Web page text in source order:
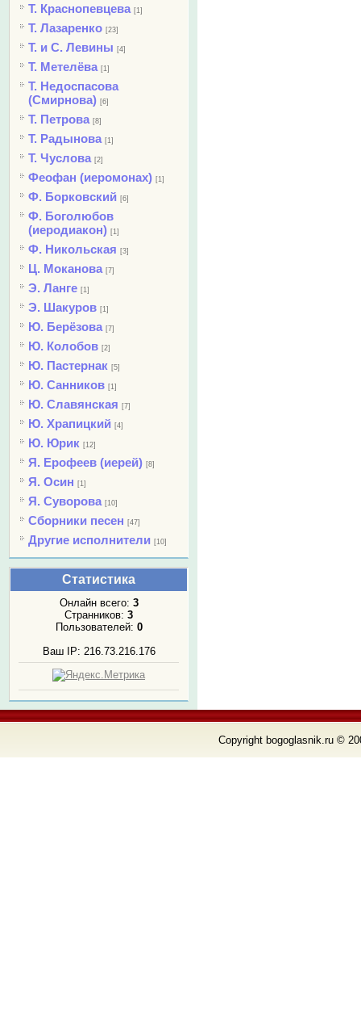
Т. Краснопевцева [1]
Т. Лазаренко [23]
Т. и С. Левины [4]
Т. Метелёва [1]
Т. Недоспасова
(Смирнова) [6]
Т. Петрова [8]
Т. Радынова [1]
Т. Чуслова [2]
Феофан (иеромонах) [1]
Ф. Борковский [6]
Ф. Боголюбов
(иеродиакон) [1]
Ф. Никольская [3]
Ц. Моканова [7]
Э. Ланге [1]
Э. Шакуров [1]
Ю. Берёзова [7]
Ю. Колобов [2]
Ю. Пастернак [5]
Ю. Санников [1]
Ю. Славянская [7]
Ю. Храпицкий [4]
Ю. Юрик [12]
Я. Ерофеев (иерей) [8]
Я. Осин [1]
Я. Суворова [10]
Сборники песен [47]
Другие исполнители [10]
Статистика
Онлайн всего: 3
Странников: 3
Пользователей: 0
Ваш IP: 216.73.216.176
Copyright bogoglasnik.ru ©